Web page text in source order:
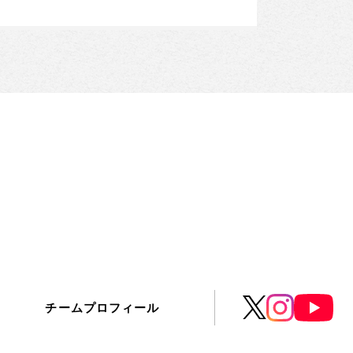
チームプロフィール